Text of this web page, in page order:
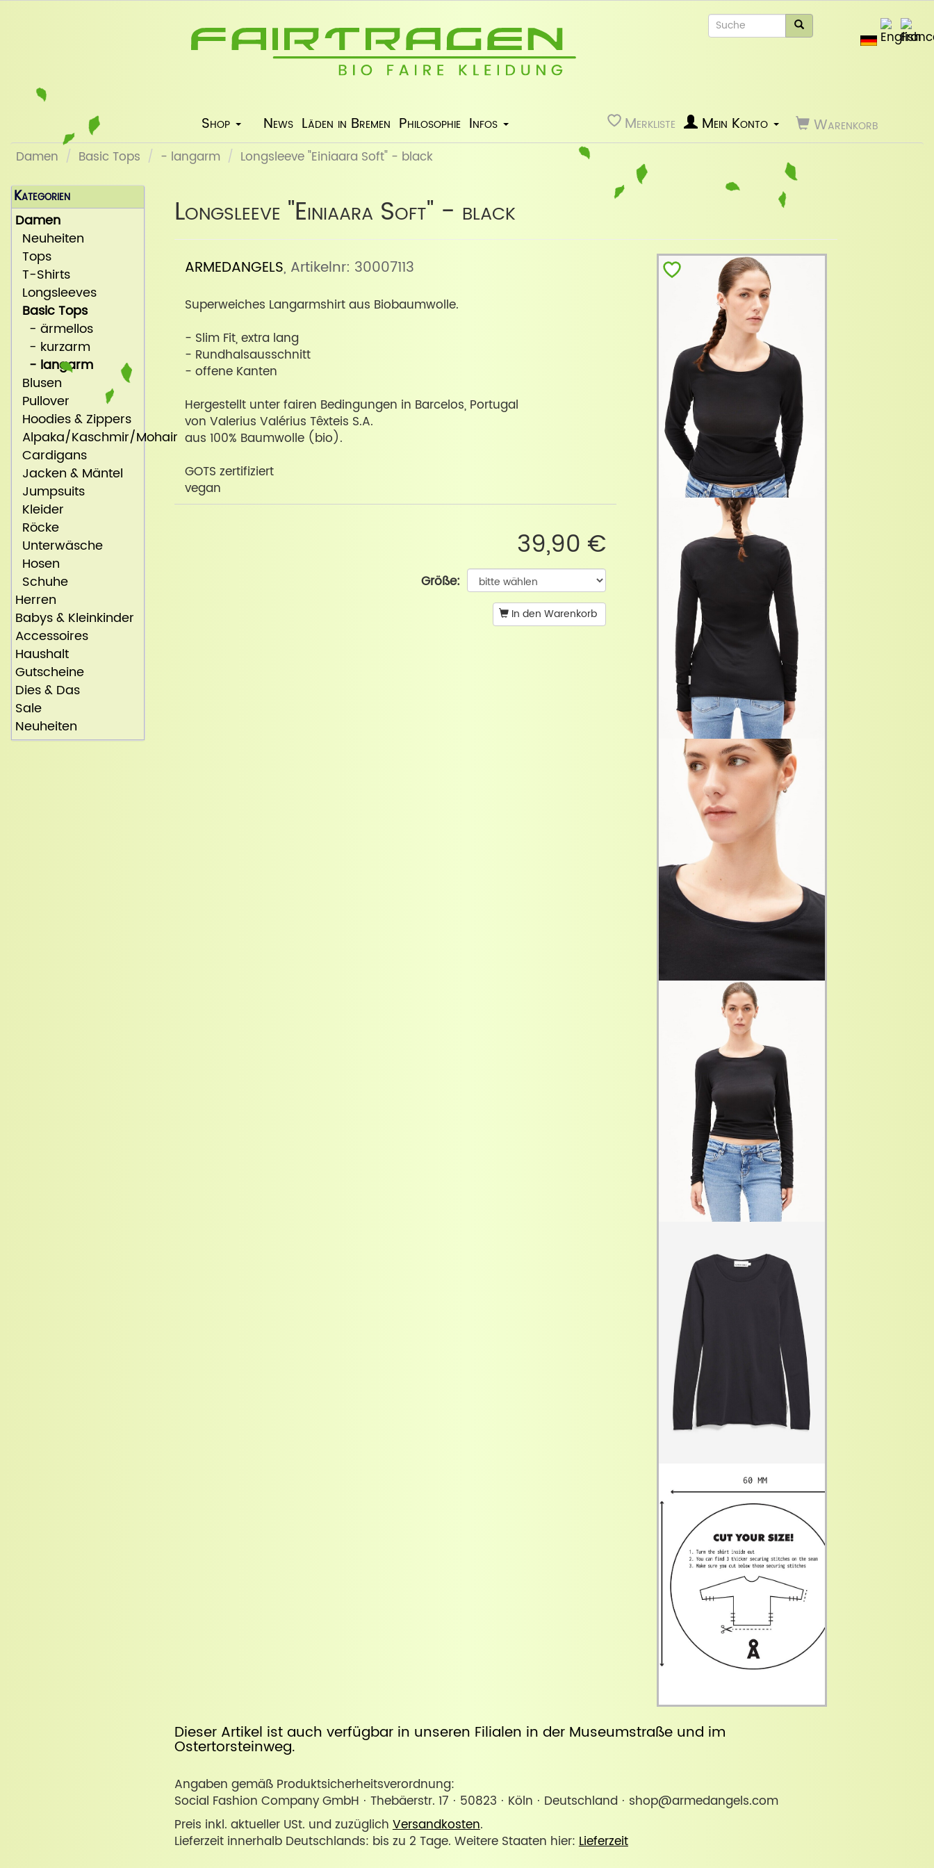
Shop News Läden in Bremen Philosophie Infos Merkliste Warenkorb
Mein Konto
Damen Basic Tops - langarm Longsleeve "Einiaara Soft" - black
Longsleeve "Einiaara Soft" - black
ARMEDANGELS, Artikelnr: 30007113
Superweiches Langarmshirt aus Biobaumwolle.
- Slim Fit, extra lang
- Rundhalsausschnitt
- offene Kanten
Hergestellt unter fairen Bedingungen in Barcelos, Portugal
von Valerius Valérius Têxteis S.A.
aus 100% Baumwolle (bio).
GOTS zertifiziert
vegan
39,90 €
Größe:
In den Warenkorb
Dieser Artikel ist auch verfügbar in unseren Filialen in der Museumstraßeund im
Ostertorsteinweg.
Angaben gemäß Produktsicherheitsverordnung:
Social Fashion Company GmbH · Thebäerstr. 17 · 50823 · Köln · Deutschland · shop@armedangels.com
Preis inkl. aktueller USt. und zuzüglichVersandkosten.
Lieferzeit innerhalb Deutschlands: bis zu 2 Tage. Weitere Staaten hier:Lieferzeit
Kategorien
Damen
Neuheiten
Tops
T-Shirts
Longsleeves
Basic Tops
- ärmellos
- kurzarm
- langarm
Blusen
Pullover
Hoodies & Zippers
Alpaka/Kaschmir/Mohair
Cardigans
Jacken & Mäntel
Jumpsuits
Kleider
Röcke
Unterwäsche
Hosen
Schuhe
Herren
Babys & Kleinkinder
Accessoires
Haushalt
Gutscheine
Dies & Das
Sale
Neuheiten